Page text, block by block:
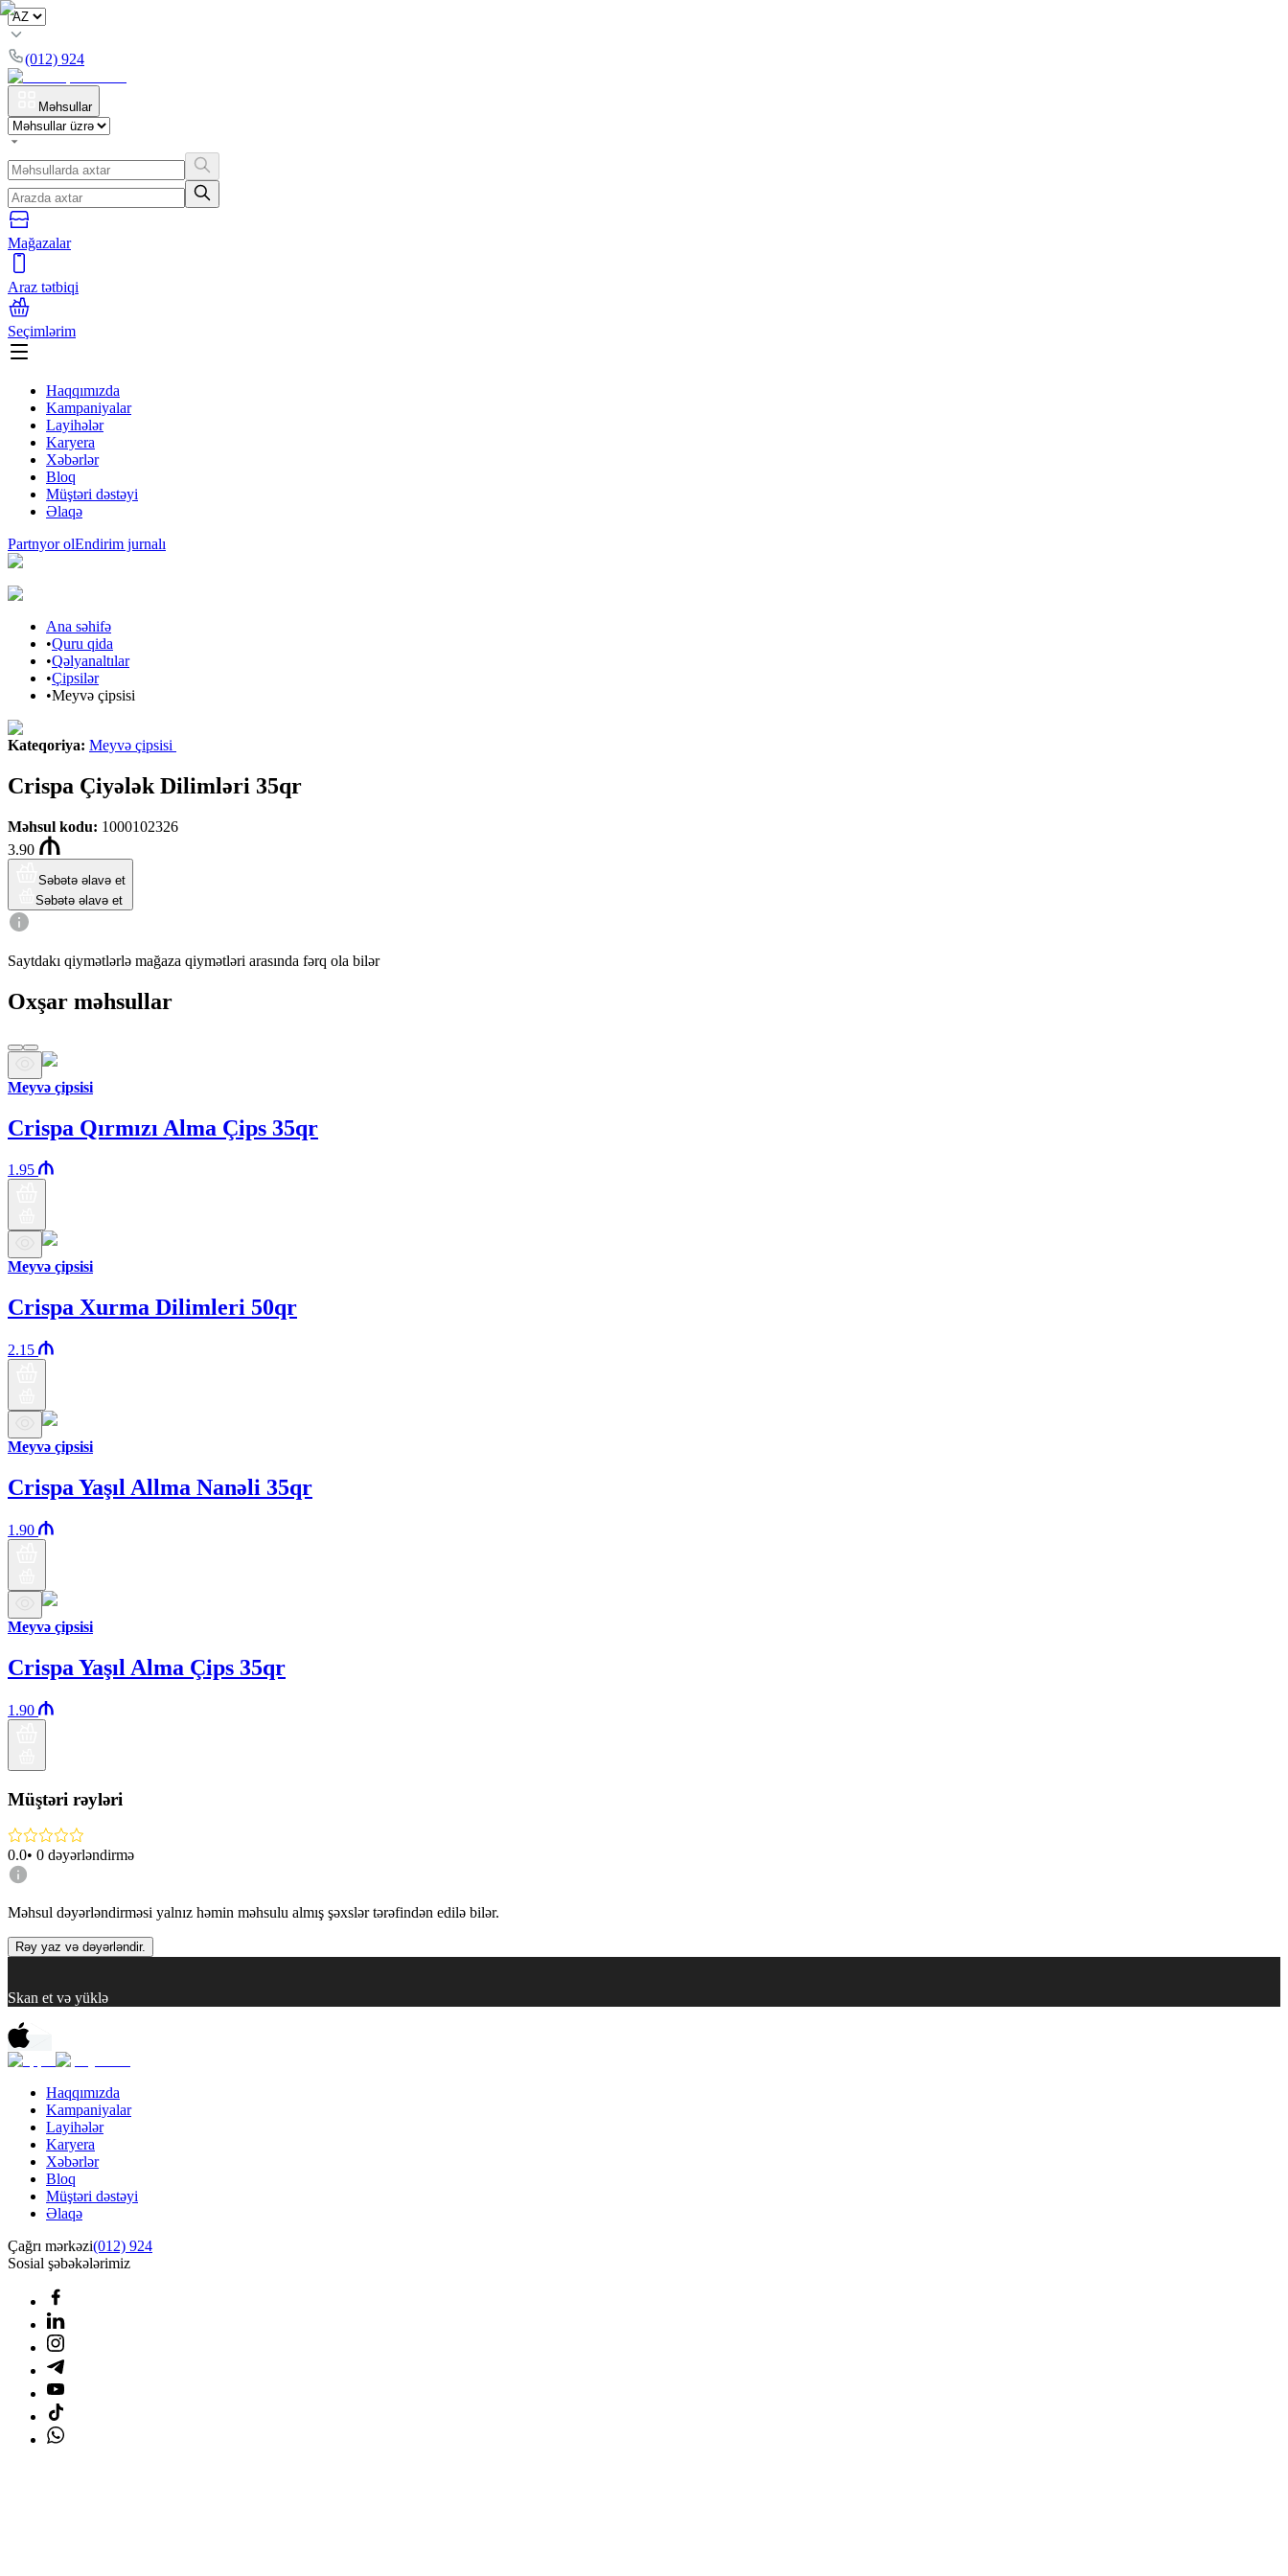
(012) 924
Məhsullar
Mağazalar
Araz tətbiqi
Seçimlərim
Haqqımızda
Kampaniyalar
Layihələr
Karyera
Xəbərlər
Bloq
Müştəri dəstəyi
Əlaqə
Partnyor olEndirim jurnalı
Ana səhifə
•Quru qida
•Qəlyanaltılar
•Çipsilər
•Meyvə çipsisi
Kateqoriya: Meyvə çipsisi
Crispa Çiyələk Dilimləri 35qr
Məhsul kodu: 1000102326
3.90
Səbətə əlavə et
Səbətə əlavə et
Saytdakı qiymətlərlə mağaza qiymətləri arasında fərq ola bilər
Oxşar məhsullar
Meyvə çipsisi
Crispa Qırmızı Alma Çips 35qr
1.95
Meyvə çipsisi
Crispa Xurma Dilimleri 50qr
2.15
Meyvə çipsisi
Crispa Yaşıl Allma Nanəli 35qr
1.90
Meyvə çipsisi
Crispa Yaşıl Alma Çips 35qr
1.90
Müştəri rəyləri
0.0• 0 dəyərləndirmə
Məhsul dəyərləndirməsi yalnız həmin məhsulu almış şəxslər tərəfindən edilə bilər.
Rəy yaz və dəyərləndir.
Skan et və yüklə
Haqqımızda
Kampaniyalar
Layihələr
Karyera
Xəbərlər
Bloq
Müştəri dəstəyi
Əlaqə
Çağrı mərkəzi(012) 924
Sosial şəbəkələrimiz